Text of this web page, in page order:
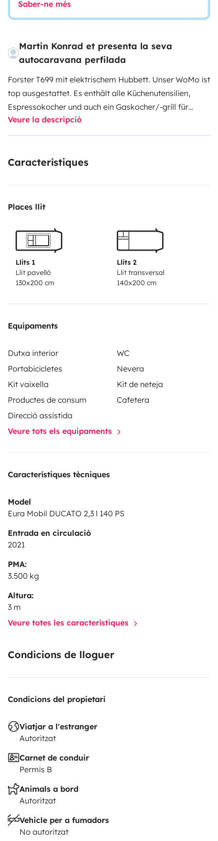
Saber-ne més
Martin Konrad et presenta la seva
autocaravana perfilada
Forster T699 mit elektrischem Hubbett. Unser WoMo ist
top ausgestattet. Es enthält alle Küchenutensilien,
Espressokocher und auch ein Gaskocher/-grill für
Außen ist mit an Bord. Campingtisch mit 4 bequemen
Stühlen. Des weiteren ist eine sehr nützliche
Für den autarken Aufenthalt ist eine Solaranlage
Veure la descripció
Característiques
Places llit
Llits 1
Llit pavelló
130x200 cm
Llits 2
Llit transversal
140x200 cm
Equipaments
Dutxa interior
WC
Portabicicletes
Nevera
Kit vaixella
Kit de neteja
Productes de consum
Cafetera
Direcció assistida
Veure tots els equipaments
Característiques tècniques
Model
Eura Mobil DUCATO 2,3 l 140 PS
Entrada en circulació
2021
PMA:
3.500 kg
Altura:
3 m
Veure totes les característiques
Condicions de lloguer
Condicions del propietari
Viatjar a l'estranger
Autoritzat
Carnet de conduir
Permis B
Animals a bord
Autoritzat
Vehicle per a fumadors
No autoritzat